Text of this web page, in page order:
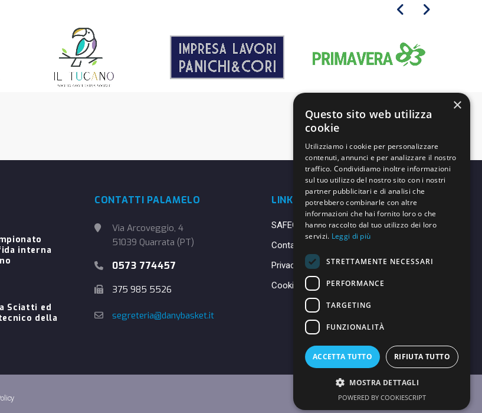
interna
Sciatti ed
della
CONTATTI PALAMELO
Via Arcoveggio, 4
51039 Quarrata (PT)
0573 774457
375 985 5526
segreteria@danybasket.it
LINK UTILI
SAFEGUARDING
Contatti
Privacy Policy
Cookie Policy
Made with ♥ byDaniele
×
Questo sito web utilizza
cookie
Utilizziamo i cookie per personalizzare
contenuti, annunci e per analizzare il nostro
traffico. Condividiamo inoltre informazioni
sul tuo utilizzo del nostro sito con i nostri
partner pubblicitari e di analisi che
potrebbero combinarle con altre
informazioni che hai fornito loro o che
hanno raccolto dal tuo utilizzo dei loro
servizi. Leggi di più
STRETTAMENTE NECESSARI
PERFORMANCE
TARGETING
FUNZIONALITÀ
ACCETTA TUTTO RIFIUTA TUTTO
MOSTRA DETTAGLI
POWERED BY COOKIESCRIPT